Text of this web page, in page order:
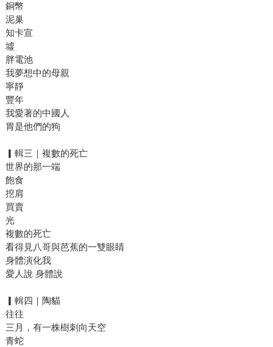
銅幣
泥巢
知卡宣
墟
胖電池
我夢想中的母親
寧靜
豐年
我愛著的中國人
胃是他們的狗
▎輯三｜複數的死亡
世界的那一端
飽食
挖肩
買賣
光
複數的死亡
看得見八哥與芭蕉的一雙眼睛
身體演化我
愛人說 身體說
▎輯四｜陶貓
往往
三月，有一株樹刺向天空
青蛇